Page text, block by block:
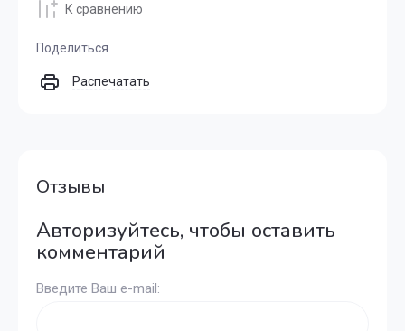
К сравнению
Поделиться
Распечатать
Отзывы
Авторизуйтесь, чтобы оставить
комментарий
Введите Ваш e-mail: